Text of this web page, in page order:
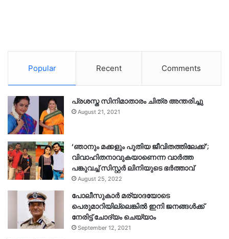
Popular Recent Comments
പ്രശസ്ത സിനിമാതാരം ചിത്ര അന്തരിച്ചു
August 21, 2021
‘ഞാനും മക്കളും പുതിയ ജീവിതത്തിലേക്ക്’;
വിവാഹിതനാവുകയാണെന്ന വാർത്ത
പങ്കുവച്ച് സിസ്റ്റർ ലിനിയുടെ ഭർത്താവ്
August 25, 2022
പോലീസുകാര്‍ മര്യാദയോടെ
പെരുമാറിയില്ലെങ്കില്‍ ഇനി ജനങ്ങള്‍ക്ക്
നേരിട്ട് ചോദ്യം ചെയ്യാം
September 12, 2021